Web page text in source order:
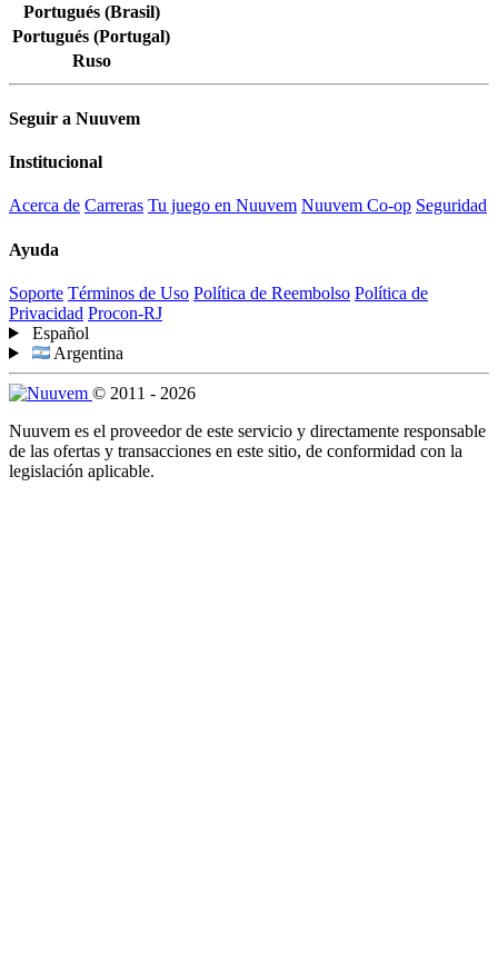
Portugués (Brasil)
Portugués (Portugal)
Ruso
Seguir a Nuuvem
Institucional
Acerca de Carreras Tu juego en Nuuvem Nuuvem Co-op Seguridad
Ayuda
Soporte Términos de Uso Política de Reembolso Política de
Privacidad Procon-RJ
Español
Argentina
© 2011 - 2026
Nuuvem es el proveedor de este servicio y directamente responsable
de las ofertas y transacciones en este sitio, de conformidad con la
legislación aplicable.